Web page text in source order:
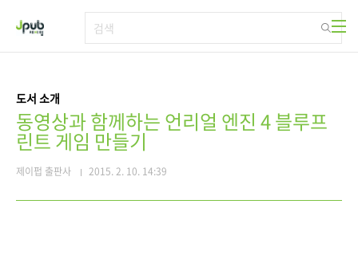
도서 소개
동영상과 함께하는 언리얼 엔진 4 블루프
린트 게임 만들기
제이펍 출판사 2015. 2. 10. 14:39